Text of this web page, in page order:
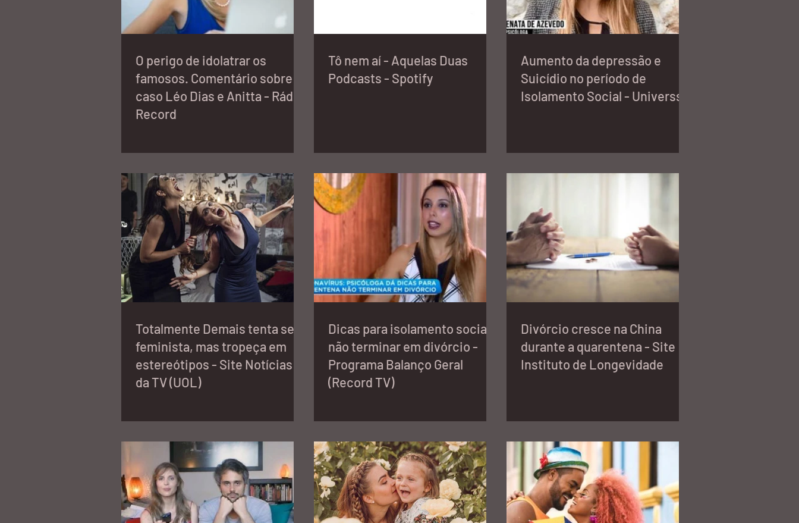
O perigo de idolatrar os
famosos. Comentário sobre o
caso Léo Dias e Anitta - Rádio
Record
Tô nem aí - Aquelas Duas
Podcasts - Spotify
Aumento da depressão e
Suicídio no período de
Isolamento Social - Universsa
Totalmente Demais tenta ser
feminista, mas tropeça em
estereótipos - Site Notícias
da TV (UOL)
Dicas para isolamento social
não terminar em divórcio -
Programa Balanço Geral
(Record TV)
Divórcio cresce na China
durante a quarentena - Site
Instituto de Longevidade